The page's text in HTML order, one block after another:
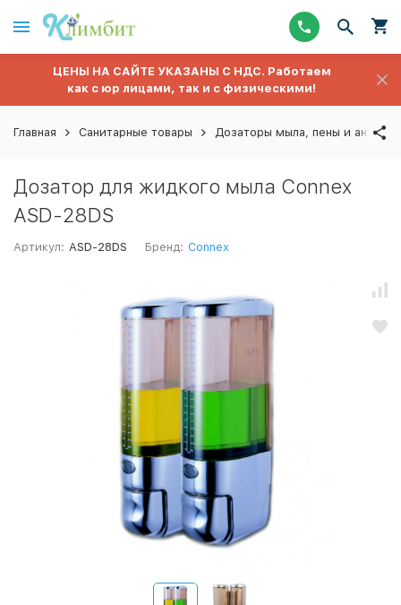
ЦЕНЫ НА САЙТЕ УКАЗАНЫ С НДС. Работаем
как с юр лицами, так и с физическими!
Главная Санитарные товары Дозаторы мыла, пены и
Дозатор для жидкого мыла Connex
ASD-28DS
Артикул: ASD-28DS Бренд: Connex